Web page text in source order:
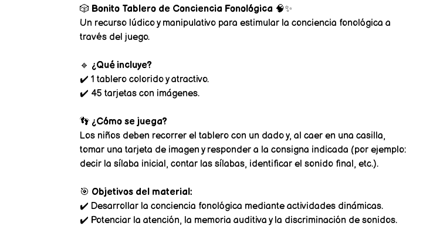
🎲 Bonito Tablero de Conciencia Fonológica 🧠✨
Un recurso lúdico y manipulativo para estimular la conciencia fonológica a
través del juego.
🔹 ¿Qué incluye?
✔️ 1 tablero colorido y atractivo.
✔️ 45 tarjetas con imágenes.
👣 ¿Cómo se juega?
Los niños deben recorrer el tablero con un dado y, al caer en una casilla,
tomar una tarjeta de imagen y responder a la consigna indicada (por ejemplo:
decir la sílaba inicial, contar las sílabas, identificar el sonido final, etc.).
🎯 Objetivos del material:
✔️ Desarrollar la conciencia fonológica mediante actividades dinámicas.
✔️ Potenciar la atención, la memoria auditiva y la discriminación de sonidos.